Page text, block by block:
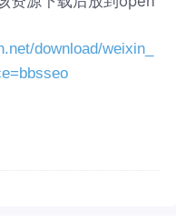
download/weixin_